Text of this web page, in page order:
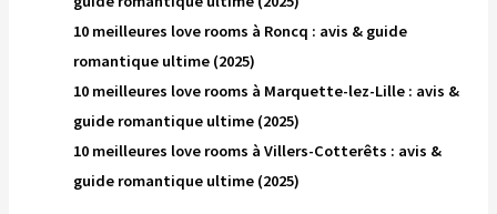
10 meilleures love rooms à Roncq : avis & guide
romantique ultime (2025)
10 meilleures love rooms à Marquette-lez-Lille : avis &
guide romantique ultime (2025)
10 meilleures love rooms à Villers-Cotterêts : avis &
guide romantique ultime (2025)